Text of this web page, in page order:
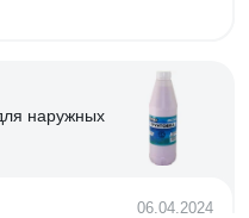
наружных
06.04.2024